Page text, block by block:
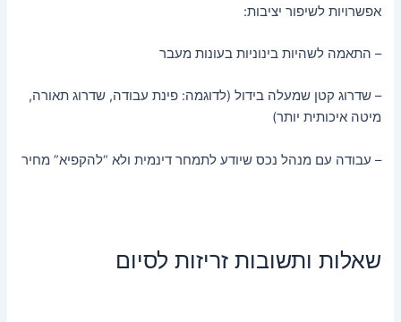
אפשרויות לשיפור יציבות:
– התאמה לשהיות בינוניות בעונות מעבר
– שדרוג קטן שמעלה בידול (לדוגמה: פינת עבודה, שדרוג תאורה,
מיטה איכותית יותר)
– עבודה עם מנהל נכס שיודע לתמחר דינמית ולא “להקפיא” מחיר
שאלות ותשובות זריזות לסיום